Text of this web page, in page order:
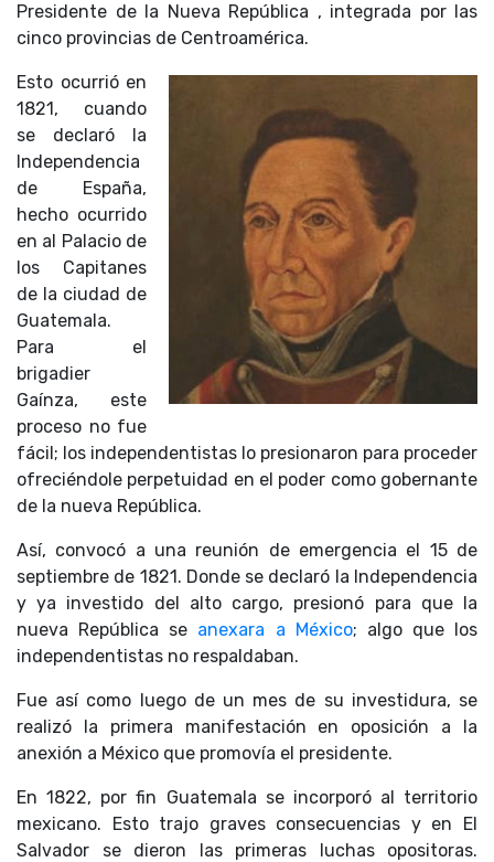
Presidente de la Nueva República , integrada por las
cinco provincias de Centroamérica.
Esto ocurrió en
1821, cuando
se declaró la
Independencia
de España,
hecho ocurrido
en al Palacio de
los Capitanes
de la ciudad de
Guatemala.
Para el
brigadier
Gaínza, este
proceso no fue
fácil; los independentistas lo presionaron para proceder
ofreciéndole perpetuidad en el poder como gobernante
de la nueva República.
Así, convocó a una reunión de emergencia el 15 de
septiembre de 1821. Donde se declaró la Independencia
y ya investido del alto cargo, presionó para que la
nueva República se anexara a México; algo que los
independentistas no respaldaban.
Fue así como luego de un mes de su investidura, se
realizó la primera manifestación en oposición a la
anexión a México que promovía el presidente.
En 1822, por fin Guatemala se incorporó al territorio
mexicano. Esto trajo graves consecuencias y en El
Salvador se dieron las primeras luchas opositoras.